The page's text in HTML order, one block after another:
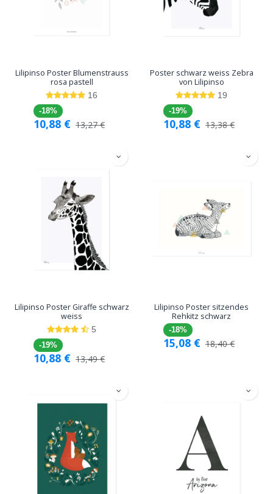
Lilipinso Poster Blumenstrauss
rosa pastell
16
-18%
10,88 € 13,27€
Poster schwarz weiss Zebra
von Lilipinso
19
-19%
10,88 € 13,38€
Lilipinso Poster Giraffe schwarz
weiss
5
-19%
10,88 € 13,49€
Lilipinso Poster sitzendes
Rehkitz schwarz
-18%
15,08 € 18,40€